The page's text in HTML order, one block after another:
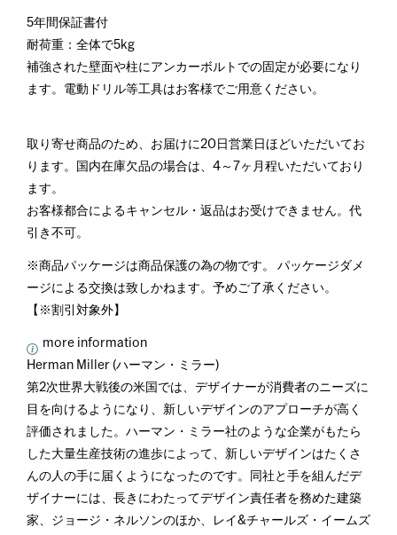
5年間保証書付
耐荷重：全体で5kg
補強された壁面や柱にアンカーボルトでの固定が必要になり
ます。電動ドリル等工具はお客様でご用意ください。
取り寄せ商品のため、お届けに20日営業日ほどいただいてお
ります。国内在庫欠品の場合は、4～7ヶ月程いただいており
ます。
お客様都合によるキャンセル・返品はお受けできません。代
引き不可。
※商品パッケージは商品保護の為の物です。 パッケージダメ
ージによる交換は致しかねます。予めご了承ください。
【※割引対象外】
more information
Herman Miller (ハーマン・ミラー)
第2次世界大戦後の米国では、デザイナーが消費者のニーズに
目を向けるようになり、新しいデザインのアプローチが高く
評価されました。ハーマン・ミラー社のような企業がもたら
した大量生産技術の進歩によって、新しいデザインはたくさ
んの人の手に届くようになったのです。同社と手を組んだデ
ザイナーには、長きにわたってデザイン責任者を務めた建築
家、ジョージ・ネルソンのほか、レイ&チャールズ・イームズ